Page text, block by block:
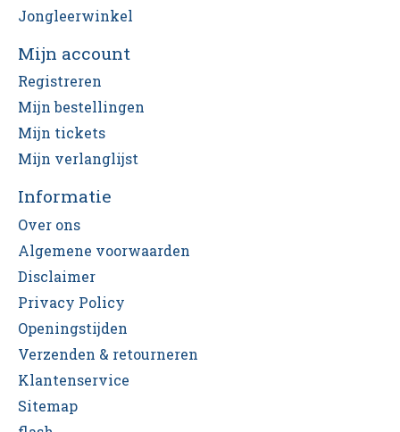
Jongleerwinkel
Mijn account
Registreren
Mijn bestellingen
Mijn tickets
Mijn verlanglijst
Informatie
Over ons
Algemene voorwaarden
Disclaimer
Privacy Policy
Openingstijden
Verzenden & retourneren
Klantenservice
Sitemap